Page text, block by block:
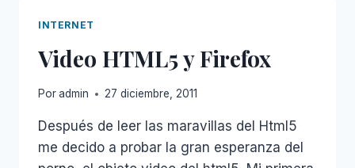
INTERNET
Video HTML5 y Firefox
Poradmin 27 diciembre, 2011
Después de leer las maravillas del Html5
me decido a probar la gran esperanza del